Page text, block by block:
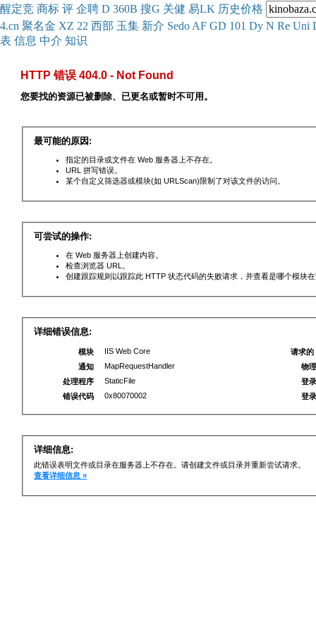
醒定竞 商标 评 企聘 D 360B 搜G 关健 易LK 历史价格
4.cn 聚名金 XZ 22 西部 玉集 新介 Sedo AF GD 101 Dy N Re Uni
表 信息 中介 知识